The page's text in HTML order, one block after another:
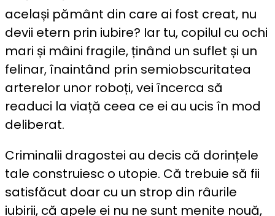
același pământ din care ai fost creat, nu
devii etern prin iubire? Iar tu, copilul cu ochi
mari și mâini fragile, ținând un suflet și un
felinar, înaintând prin semiobscuritatea
arterelor unor roboți, vei încerca să
readuci la viață ceea ce ei au ucis în mod
deliberat.
Criminalii dragostei au decis că dorințele
tale construiesc o utopie. Că trebuie să fii
satisfăcut doar cu un strop din râurile
iubirii, că apele ei nu ne sunt menite nouă,